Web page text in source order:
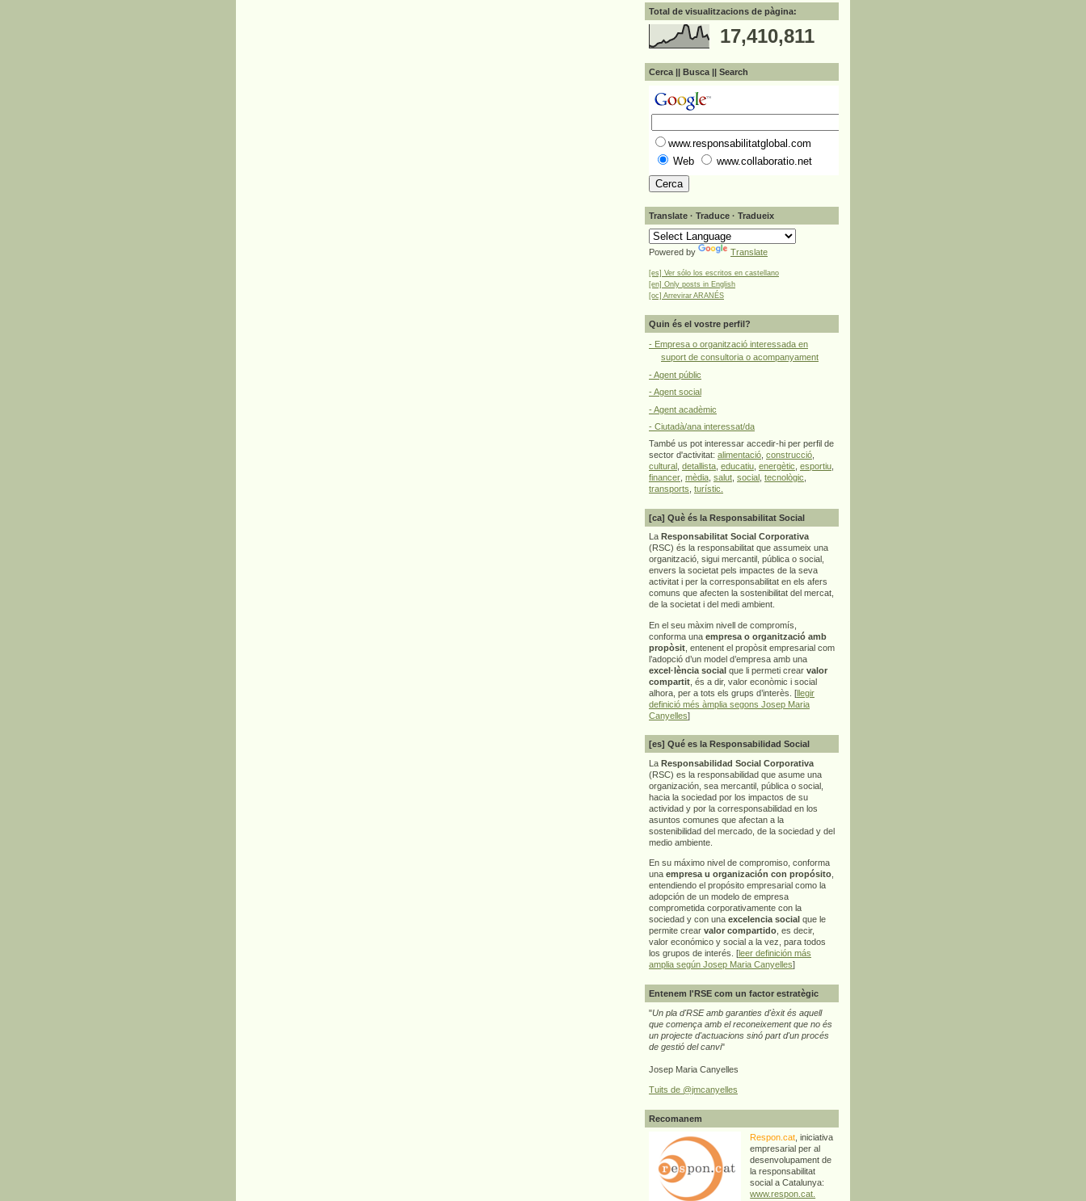
Total de visualitzacions de pàgina:
17,410,811
Cerca || Busca || Search
www.responsabilitatglobal.com
Web
www.collaboratio.net
Translate · Traduce · Tradueix
Powered by Translate
[es] Ver sólo los escritos en castellano
[en] Only posts in English
[oc] Arrevirar ARANÉS
Quin és el vostre perfil?
- Empresa o organització interessada en
suport de consultoria o acompanyament
- Agent públic
- Agent social
- Agent acadèmic
- Ciutadà/ana interessat/da
També us pot interessar accedir-hi per perfil de
sector d'activitat: alimentació construcció
cultural detallista educatiu energètic esportiu
financer mèdia salut social tecnològic
transports turístic.
[ca] Què és la Responsabilitat Social
La Responsabilitat Social Corporativa
(RSC) és la responsabilitat que assumeix una
organització, sigui mercantil, pública o social,
envers la societat pels impactes de la seva
activitat i per la corresponsabilitat en els afers
comuns que afecten la sostenibilitat del mercat,
de la societat i del medi ambient.
En el seu màxim nivell de compromís,
conforma una empresa o organització amb
propòsit , entenent el propòsit empresarial com
l’adopció d’un model d’empresa amb una
excel·lència social que li permeti crear valor
compartit , és a dir, valor econòmic i social
alhora, per a tots els grups d’interès. [llegir
definició més àmplia segons Josep Maria
Canyelles]
[es] Qué es la Responsabilidad Social
La Responsabilidad Social Corporativa
(RSC) es la responsabilidad que asume una
organización, sea mercantil, pública o social,
hacia la sociedad por los impactos de su
actividad y por la corresponsabilidad en los
asuntos comunes que afectan a la
sostenibilidad del mercado, de la sociedad y del
medio ambiente.
En su máximo nivel de compromiso, conforma
una empresa u organización con propósito
entendiendo el propósito empresarial como la
adopción de un modelo de empresa
comprometida corporativamente con la
sociedad y con una excelencia social que le
permite crear valor compartido , es decir,
valor económico y social a la vez, para todos
los grupos de interés. [leer definición más
amplia según Josep Maria Canyelles]
Entenem l'RSE com un factor estratègic
"Un pla d'RSE amb garanties d'èxit és aquell
que comença amb el reconeixement que no és
un projecte d'actuacions sinó part d'un procés
de gestió del canvi"
Josep Maria Canyelles
Tuits de @jmcanyelles
Recomanem
Respon.cat , iniciativa
empresarial per al
desenvolupament de
la responsabilitat
social a Catalunya:
www.respon.cat.